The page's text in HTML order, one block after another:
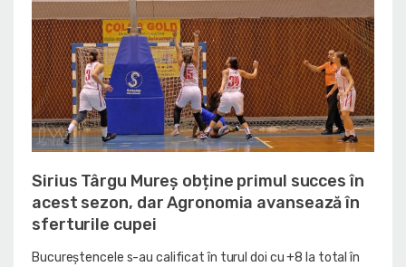
Sirius Târgu Mureș obține primul succes în
acest sezon, dar Agronomia avansează în
sferturile cupei
Bucureștencele s-au calificat în turul doi cu +8 la total în